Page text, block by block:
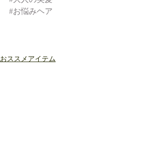
#お悩みヘア
おススメアイテム